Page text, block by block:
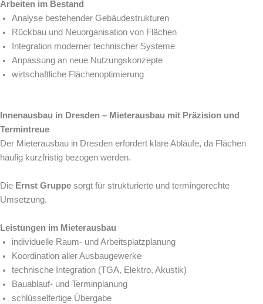
Arbeiten im Bestand
Analyse bestehender Gebäudestrukturen
Rückbau und Neuorganisation von Flächen
Integration moderner technischer Systeme
Anpassung an neue Nutzungskonzepte
wirtschaftliche Flächenoptimierung
Innenausbau in Dresden – Mieterausbau mit Präzision und
Termintreue
Der Mieterausbau in Dresden erfordert klare Abläufe, da Flächen
häufig kurzfristig bezogen werden.
Die Ernst Gruppe sorgt für strukturierte und termingerechte
Umsetzung.
Leistungen im Mieterausbau
individuelle Raum- und Arbeitsplatzplanung
Koordination aller Ausbaugewerke
technische Integration (TGA, Elektro, Akustik)
Bauablauf- und Terminplanung
schlüsselfertige Übergabe